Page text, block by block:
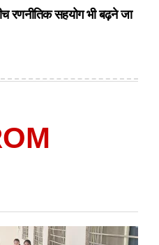
रणनीतिक सहयोग भी बढ़ने जा